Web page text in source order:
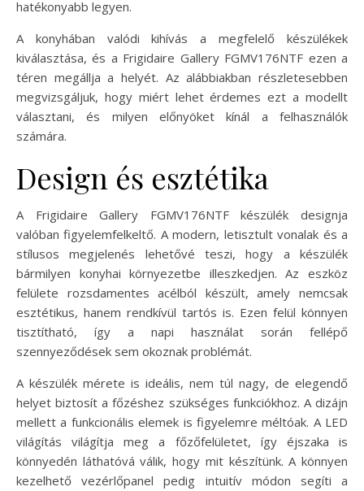
hatékonyabb legyen.
A konyhában valódi kihívás a megfelelő készülékek
kiválasztása, és a Frigidaire Gallery FGMV176NTF ezen a
téren megállja a helyét. Az alábbiakban részletesebben
megvizsgáljuk, hogy miért lehet érdemes ezt a modellt
választani, és milyen előnyöket kínál a felhasználók
számára.
Design és esztétika
A Frigidaire Gallery FGMV176NTF készülék designja
valóban figyelemfelkeltő. A modern, letisztult vonalak és a
stílusos megjelenés lehetővé teszi, hogy a készülék
bármilyen konyhai környezetbe illeszkedjen. Az eszköz
felülete rozsdamentes acélból készült, amely nemcsak
esztétikus, hanem rendkívül tartós is. Ezen felül könnyen
tisztítható, így a napi használat során fellépő
szennyeződések sem okoznak problémát.
A készülék mérete is ideális, nem túl nagy, de elegendő
helyet biztosít a főzéshez szükséges funkciókhoz. A dizájn
mellett a funkcionális elemek is figyelemre méltóak. A LED
világítás világítja meg a főzőfelületet, így éjszaka is
könnyedén láthatóvá válik, hogy mit készítünk. A könnyen
kezelhető vezérlőpanel pedig intuitív módon segíti a